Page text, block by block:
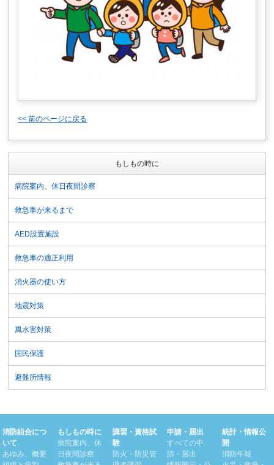
<< 前のページに戻る
もしもの時に
病院案内、休日夜間診察
救急車が来るまで
AED設置施設
救急車の適正利用
消火器の使い方
地震対策
風水害対策
国民保護
避難所情報
消防組合につ
いて
あゆみ、概要
もしもの時に
病院案内、休
日夜間診察
講習・資格試
験
防火・防災管
申請・届出
すべての申
請・届出
統計・情報公
開
消防年報